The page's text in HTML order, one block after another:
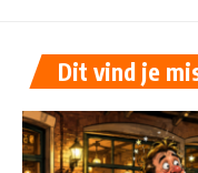
Dit vind je